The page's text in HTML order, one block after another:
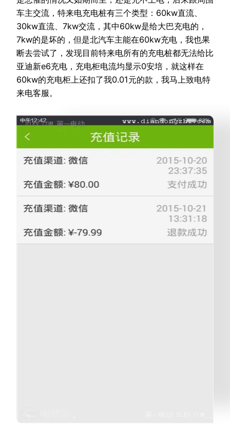
车主交流，特来电充电桩有三个类型：60kw直流、
30kw直流、7kw交流，其中60kw是给大巴充电的，
7kw的是坏的，但是北汽车主能在60kw充电，我也果
断去尝试了，发现目前特来电所有的充电桩都无法给比
亚迪新e6充电，充电柜电流均显示0安培，就这样在
60kw的充电柜上还扣了我0.01元的款，我马上致电特
来电客服。